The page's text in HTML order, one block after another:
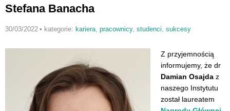
Stefana Banacha
30/03/2022 • kategorie: kariera, pracownicy, studenci sukcesy
Z przyjemnością
informujemy, że dr
Damian Osajda z
naszego Instytutu
został laureatem